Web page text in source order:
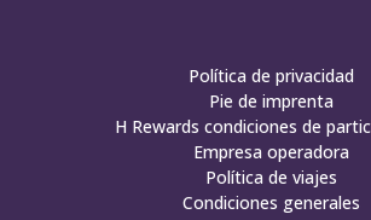
Política de privacidad
Pie de imprenta
H Rewards condiciones de
Empresa operadora
Política de viajes
Condiciones generales